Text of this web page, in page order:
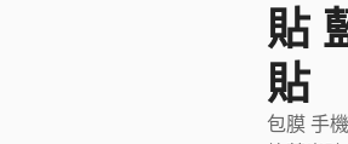
貼
貼
包膜 手